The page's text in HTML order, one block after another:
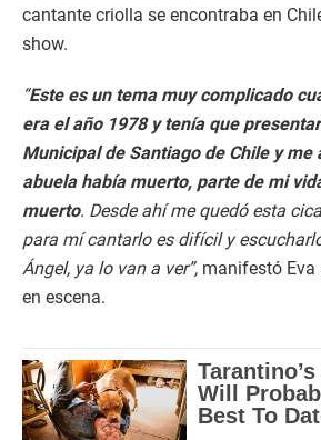
cantante criolla se encontraba en
show.
“Este es un tema muy complicado
era el año 1978 y tenía que
Municipal de Santiago de Chile y me
abuela había muerto, parte de mi
muerto. Desde ahí me quedó esta
para mí cantarlo es difícil y
Ángel, ya lo van a ver”, manifestó Eva
en escena.